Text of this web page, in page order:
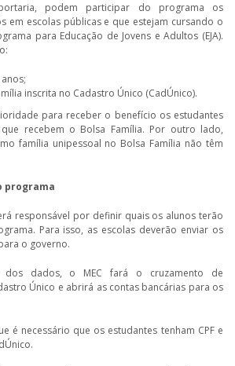
podem participar do programa os
em escolas públicas e que estejam cursando o
para Educação de Jovens e Adultos (EJA).
inscrita no Cadastro Único (CadÚnico).
para receber o benefício os estudantes
recebem o Bolsa Família. Por outro lado,
família unipessoal no Bolsa Família não têm
programa
responsável por definir quais os alunos terão
Para isso, as escolas deverão enviar os
o governo.
dos dados, o MEC fará o cruzamento de
Único e abrirá as contas bancárias para os
é necessário que os estudantes tenham CPF e